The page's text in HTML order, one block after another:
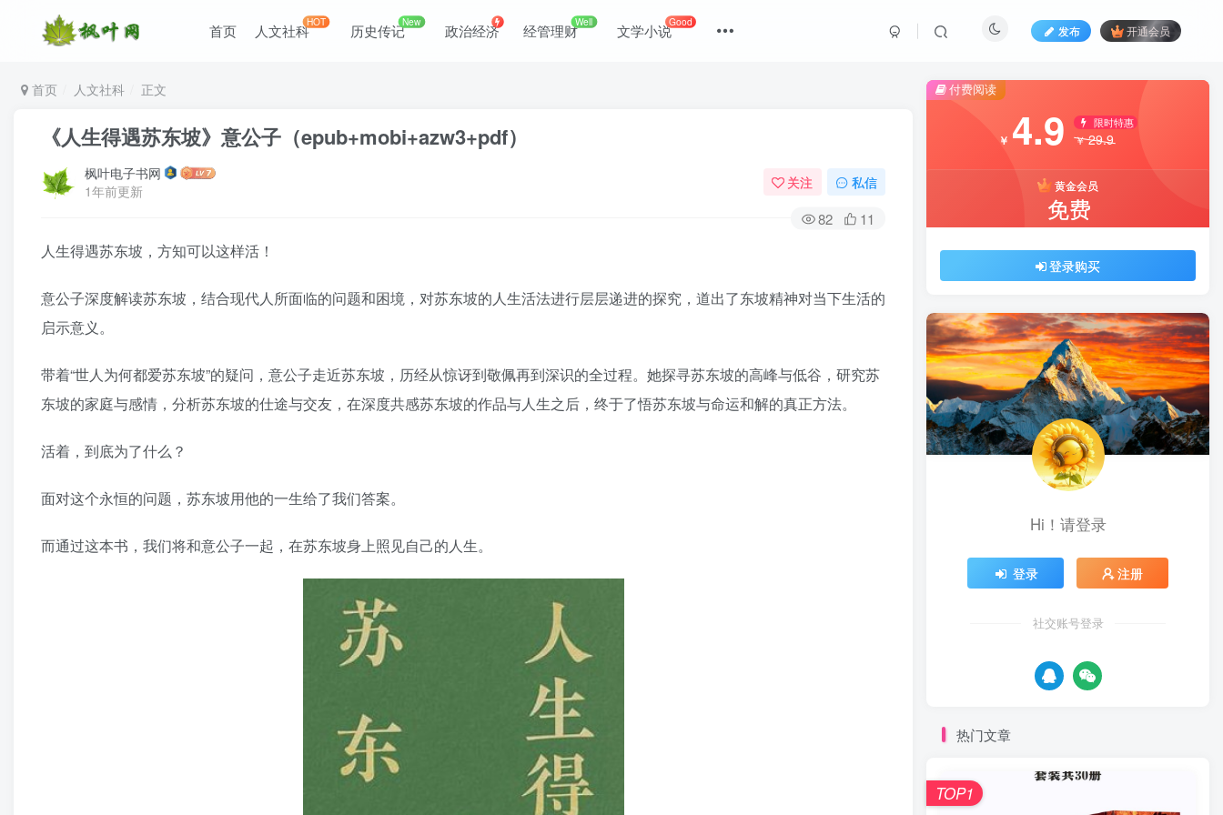
首页 人文社科HOT 历史传记New 政治经济 经管理财Well 文学小说Good
发布 开通会员
首页 人文社科 正文
《人生得遇苏东坡》意公子（epub+mobi+azw3+pdf）
枫叶电子书网
1年前更新
关注 私信
82 11
人生得遇苏东坡，方知可以这样活！
意公子深度解读苏东坡，结合现代人所面临的问题和困境，对苏东坡的人生活法进行层层递进的探究，道出了东坡精神对当下生活的
启示意义。
带着“世人为何都爱苏东坡”的疑问，意公子走近苏东坡，历经从惊讶到敬佩再到深识的全过程。她探寻苏东坡的高峰与低谷，研究苏
东坡的家庭与感情，分析苏东坡的仕途与交友，在深度共感苏东坡的作品与人生之后，终于了悟苏东坡与命运和解的真正方法。
活着，到底为了什么？
面对这个永恒的问题，苏东坡用他的一生给了我们答案。
而通过这本书，我们将和意公子一起，在苏东坡身上照见自己的人生。
付费阅读
￥ 4.9 限时特惠
￥29.9
黄金会员
免费
登录购买
Hi！请登录
登录 注册
社交账号登录
热门文章
TOP1
用户名/手机号/邮箱
社交账号登录